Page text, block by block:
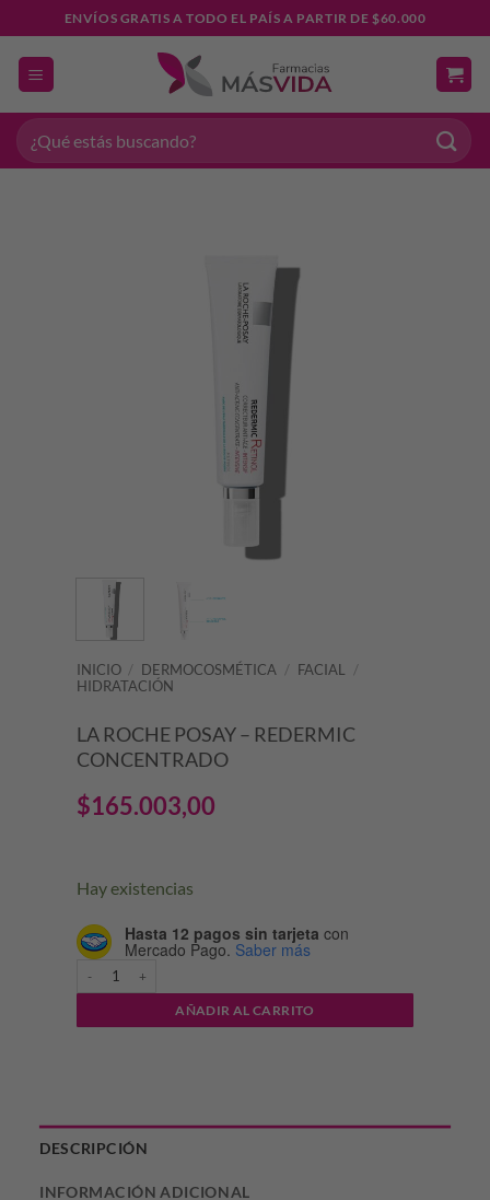
al
contenido
ENVÍOS GRATIS A TODO EL PAÍS A PARTIR DE $60.000
Buscar
por:
INICIO / DERMOCOSMÉTICA / FACIAL
/
HIDRATACIÓN
LA ROCHE POSAY – REDERMIC
CONCENTRADO
$165.003,00
Hay existencias
Hasta 12 pagos sin tarjeta con
Mercado Pago. Saber más
LA ROCHE POSAY – REDERMIC CONCENTRADO cantidad
AÑADIR AL CARRITO
DESCRIPCIÓN
INFORMACIÓN ADICIONAL